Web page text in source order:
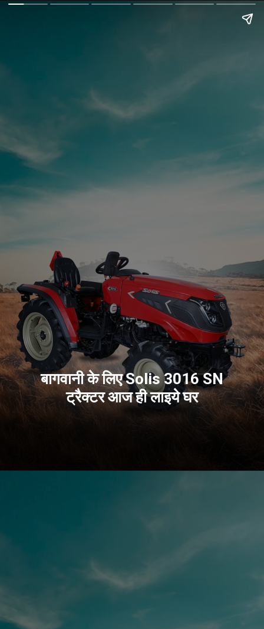
बागवानी के लिए Solis 3016 SN
ट्रैक्टर आज ही लाइये घर